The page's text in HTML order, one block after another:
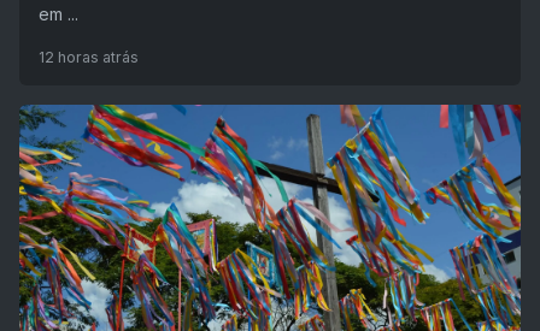
em ...
12 horas atrás